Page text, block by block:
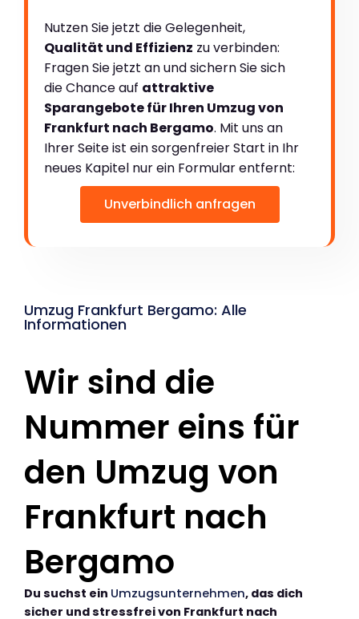
Nutzen Sie jetzt die Gelegenheit,
Qualität und Effizienz zu verbinden:
Fragen Sie jetzt an und sichern Sie sich
die Chance auf attraktive
Sparangebote für Ihren Umzug von
Frankfurt nach Bergamo. Mit uns an
Ihrer Seite ist ein sorgenfreier Start in Ihr
neues Kapitel nur ein Formular entfernt:
Unverbindlich anfragen
Umzug Frankfurt Bergamo: Alle
Informationen
Wir sind die
Nummer eins für
den Umzug von
Frankfurt nach
Bergamo
Du suchst ein Umzugsunternehmen, das dich
sicher und stressfrei von Frankfurt nach